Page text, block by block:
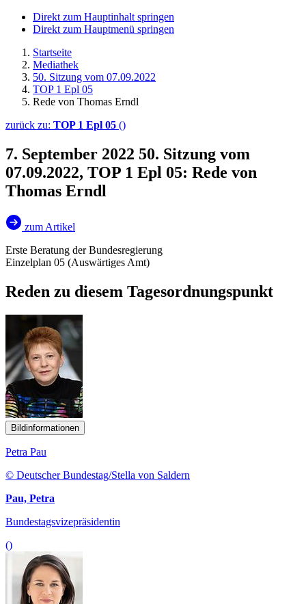
Direkt zum Hauptinhalt springen
Direkt zum Hauptmenü springen
Startseite
Mediathek
50. Sitzung vom 07.09.2022
TOP 1 Epl 05
Rede von Thomas Erndl
zurück zu: TOP 1 Epl 05 ()
7. September 2022 50. Sitzung vom
07.09.2022, TOP 1 Epl 05: Rede von
Thomas Erndl
zum Artikel
Erste Beratung der Bundesregierung
Einzelplan 05 (Auswärtiges Amt)
Reden zu diesem Tagesordnungspunkt
Bildinformationen
Petra Pau
© Deutscher Bundestag/Stella von Saldern
Pau, Petra
Bundestagsvizepräsidentin
()